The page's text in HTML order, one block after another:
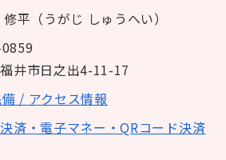
平（うがじ しゅうへい）
井市日之出4-11-17
/ アクセス情報
済・電子マネー・QRコード決済